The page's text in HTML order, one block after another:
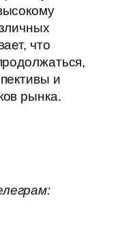
что
и
рынка.